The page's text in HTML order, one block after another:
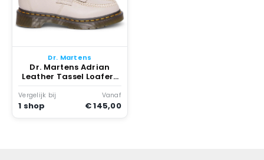
Dr. Martens
Dr. Martens Adrian
Leather Tassel Loafers
Taupe Virginia Vintage
Taupe/virginia
Vergelijk bij
1 shop
Vanaf
€ 145,00